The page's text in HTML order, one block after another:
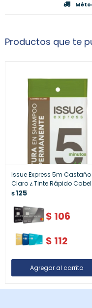
Productos que te
Issue Express 5m Castaño
Claro ¿ Tinte Rápido
$125
$ 106
$ 112